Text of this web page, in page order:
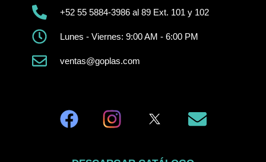
+52 55 5884-3986 al 89 Ext. 101 y 102
Lunes - Viernes: 9:00 AM - 6:00 PM
ventas@goplas.com